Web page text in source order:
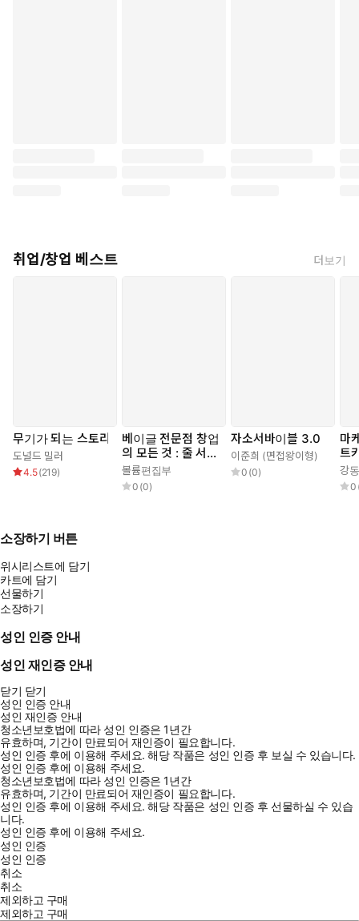
취업/창업 베스트 더보기
무기가 되는 스토리
도널드 밀러
4.5(219)
베이글 전문점 창업
의 모든 것 : 줄 서는
베이글집을 만드는
창업 성공 전략
볼륨편집부
0 (0)
자소서바이블 3.0
이준희 (면접왕이형)
0 (0)
마
트
강
0
소장하기 버튼
위시리스트에 담기
카트에 담기
선물하기
소장하기
성인 인증 안내
성인 재인증 안내
닫기 닫기
성인 인증 안내
성인 재인증 안내
청소년보호법에 따라 성인 인증은 1년간
유효하며, 기간이 만료되어 재인증이 필요합니다.
성인 인증 후에 이용해 주세요.해당 작품은 성인 인증 후 보실 수 있습니다.
성인 인증 후에 이용해 주세요.
청소년보호법에 따라 성인 인증은 1년간
유효하며, 기간이 만료되어 재인증이 필요합니다.
성인 인증 후에 이용해 주세요.해당 작품은 성인 인증 후 선물하실 수 있습
니다.
성인 인증 후에 이용해 주세요.
성인 인증
성인 인증
취소
취소
제외하고 구매
제외하고 구매